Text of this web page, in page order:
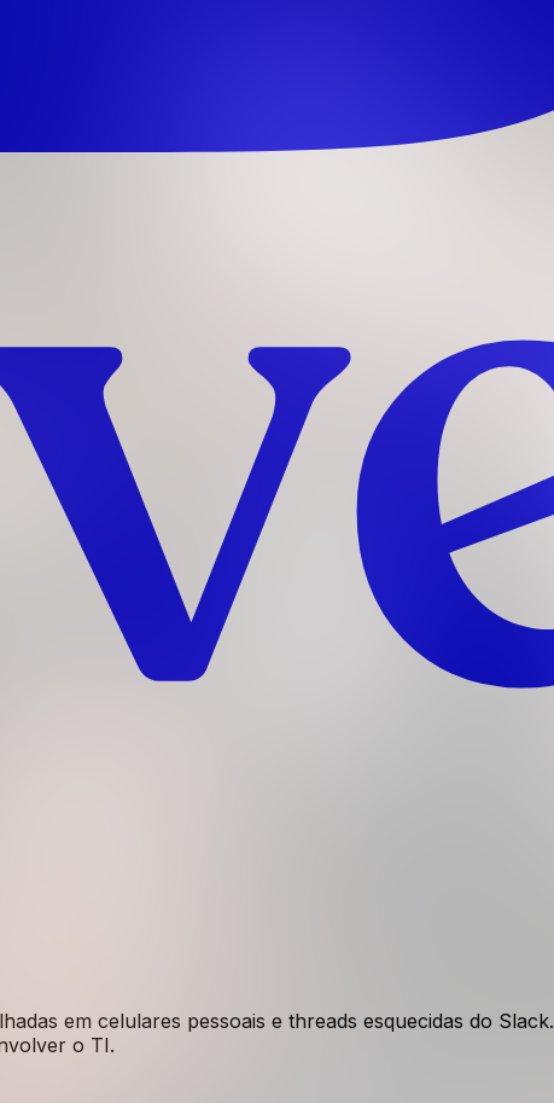
em celulares pessoais e threads esquecidas do
o TI.